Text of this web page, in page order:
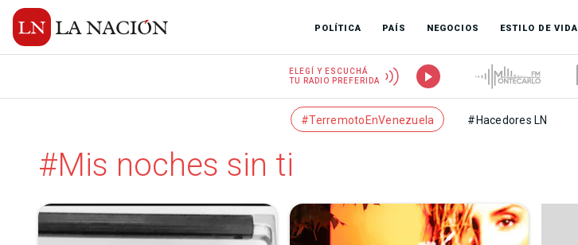
POLÍTICA PAÍS NEGOCIOS ESTILO DE VIDA
ELEGÍ Y ESCUCHÁ
TU RADIO PREFERIDA
#TerremotoEnVenezuela #Hacedores LN
#Mis noches sin ti